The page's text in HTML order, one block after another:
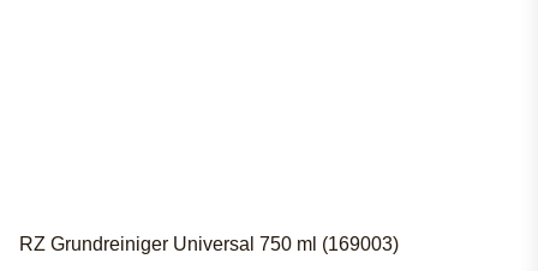
RZ Grundreiniger Universal 750 ml (169003)